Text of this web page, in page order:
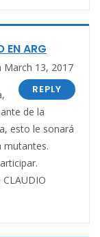
EN ARG
March 13, 2017
REPLY
de la
esto le sonará
mutantes.